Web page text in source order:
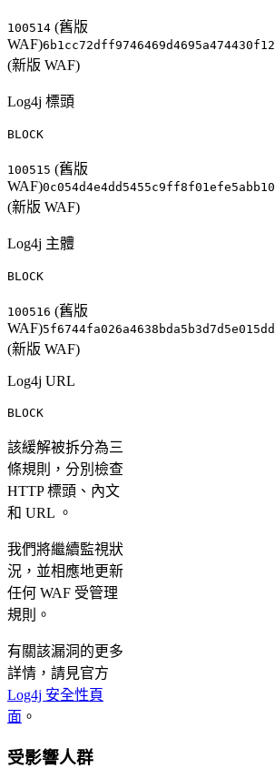
100514 (舊版
WAF)6b1cc72dff9746469d4695a474430f12
(新版 WAF)
Log4j 標頭
BLOCK
100515 (舊版
WAF)0c054d4e4dd5455c9ff8f01efe5abb10
(新版 WAF)
Log4j 主體
BLOCK
100516 (舊版
WAF)5f6744fa026a4638bda5b3d7d5e015dd
(新版 WAF)
Log4j URL
BLOCK
該緩解被拆分為三
條規則，分別檢查
HTTP 標頭、內文
和 URL 。
我們將繼續監視狀
況，並相應地更新
任何 WAF 受管理
規則。
有關該漏洞的更多
詳情，請見官方
Log4j 安全性頁
面 。
受影響人群